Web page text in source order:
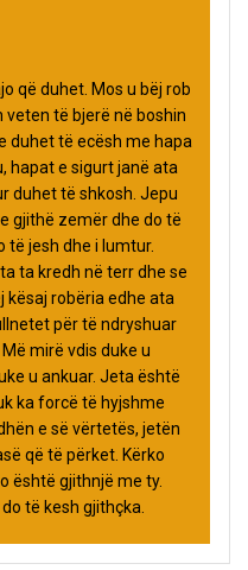
që duhet. Mos u bëj rob
të bjerë në boshin
duhet të ecësh me hapa
hapat e sigurt janë ata
duhet të shkosh. Jepu
gjithë zemër dhe do të
të jesh dhe i lumtur.
ta kredh në terr dhe se
kësaj robëria edhe ata
për të ndryshuar
mirë vdis duke u
u ankuar. Jeta është
ka forcë të hyjshme
e së vërtetës, jetën
që të përket. Kërko
është gjithnjë me ty.
të kesh gjithçka.